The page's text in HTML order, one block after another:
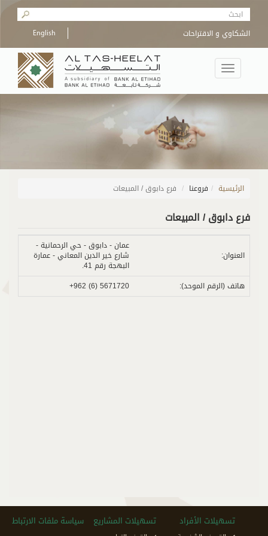
Skip to main content
Search form
English الشكاوي و الاقتراحات
Toggle
navigation
الرئيسية / فروعنا فرع دابوق / المبيعات
فرع دابوق / المبيعات
العنوان:
عمان - دابوق - حي الرحمانية -
شارع خير الدين المعاني - عمارة
البهجة رقم 41.
هاتف (الرقم الموحد):
5671720 (6) 962+
تسهيلات الأفراد تسهيلات المشاريع سياسة ملفات الارتباط